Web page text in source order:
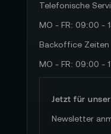
Telefonische
MO - FR: 09:00 -
Backoffice Zeiten
MO - FR: 09:00 -
Jetzt für
Newsletter